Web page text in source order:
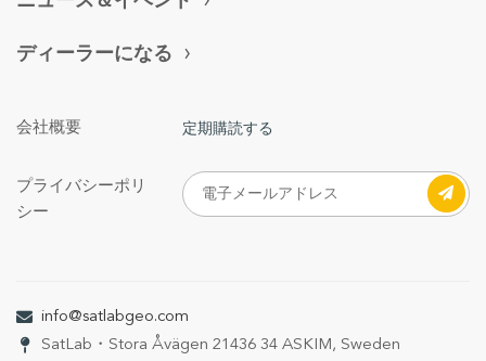
SatLab ・Stora Åvägen 21 436 34 ASKIM, Sweden
info@satlabgeo.com
ディーラーになる
会社概要
プライバシーポリ
シー
定期購読する